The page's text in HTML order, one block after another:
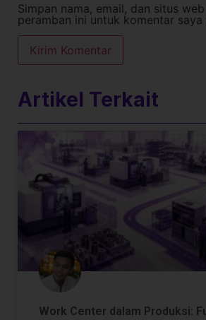
Simpan nama, email, dan situs
peramban ini untuk komentar
Artikel Terkait
Work Center dalam Produksi: